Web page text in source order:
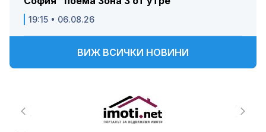
19:15 • 06.08.26
ВИЖ ВСИЧКИ НОВИНИ